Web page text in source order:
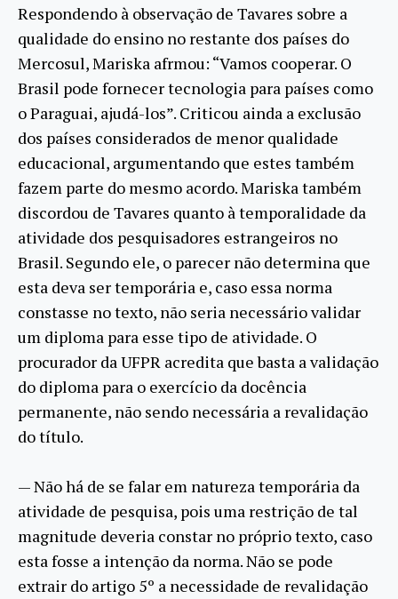
Respondendo à observação de Tavares sobre a
qualidade do ensino no restante dos países do
Mercosul, Mariska afrmou: “Vamos cooperar. O
Brasil pode fornecer tecnologia para países como
o Paraguai, ajudá-los”. Criticou ainda a exclusão
dos países considerados de menor qualidade
educacional, argumentando que estes também
fazem parte do mesmo acordo. Mariska também
discordou de Tavares quanto à temporalidade da
atividade dos pesquisadores estrangeiros no
Brasil. Segundo ele, o parecer não determina que
esta deva ser temporária e, caso essa norma
constasse no texto, não seria necessário validar
um diploma para esse tipo de atividade. O
procurador da UFPR acredita que basta a validação
do diploma para o exercício da docência
permanente, não sendo necessária a revalidação
do título.
— Não há de se falar em natureza temporária da
atividade de pesquisa, pois uma restrição de tal
magnitude deveria constar no próprio texto, caso
esta fosse a intenção da norma. Não se pode
extrair do artigo 5º a necessidade de revalidação